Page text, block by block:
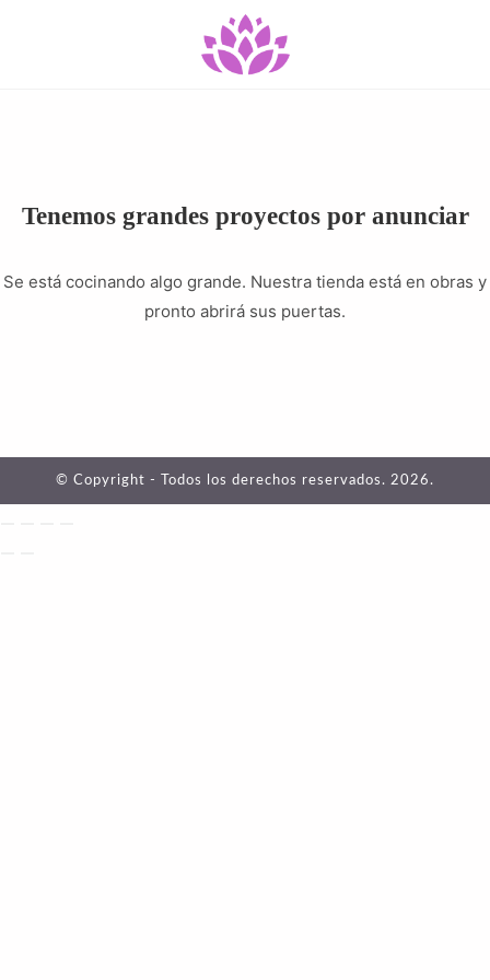
Tenemos grandes proyectos por anunciar
Se está cocinando algo grande. Nuestra tienda está en obras y
pronto abrirá sus puertas.
© Copyright - Todos los derechos reservados. 2026.